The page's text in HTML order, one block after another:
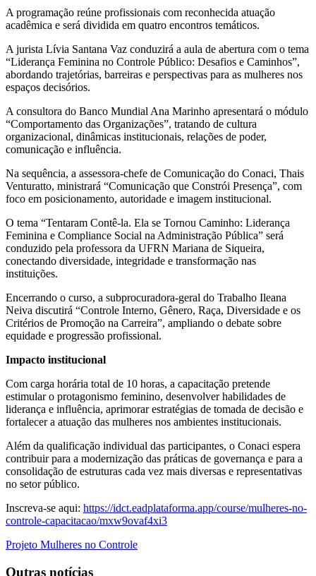
A programação reúne profissionais com reconhecida atuação
acadêmica e será dividida em quatro encontros temáticos.
A jurista Lívia Santana Vaz conduzirá a aula de abertura com o tema
“Liderança Feminina no Controle Público: Desafios e Caminhos”,
abordando trajetórias, barreiras e perspectivas para as mulheres nos
espaços decisórios.
A consultora do Banco Mundial Ana Marinho apresentará o módulo
“Comportamento das Organizações”, tratando de cultura
organizacional, dinâmicas institucionais, relações de poder,
comunicação e influência.
Na sequência, a assessora-chefe de Comunicação do Conaci, Thais
Venturatto, ministrará “Comunicação que Constrói Presença”, com
foco em posicionamento, autoridade e imagem institucional.
O tema “Tentaram Contê-la. Ela se Tornou Caminho: Liderança
Feminina e Compliance Social na Administração Pública” será
conduzido pela professora da UFRN Mariana de Siqueira,
conectando diversidade, integridade e transformação nas
instituições.
Encerrando o curso, a subprocuradora-geral do Trabalho Ileana
Neiva discutirá “Controle Interno, Gênero, Raça, Diversidade e os
Critérios de Promoção na Carreira”, ampliando o debate sobre
equidade e progressão profissional.
Impacto institucional
Com carga horária total de 10 horas, a capacitação pretende
estimular o protagonismo feminino, desenvolver habilidades de
liderança e influência, aprimorar estratégias de tomada de decisão e
fortalecer a atuação das mulheres nos ambientes institucionais.
Além da qualificação individual das participantes, o Conaci espera
contribuir para a modernização das práticas de governança e para a
consolidação de estruturas cada vez mais diversas e representativas
no setor público.
Inscreva-se aqui: https://idct.eadplataforma.app/course/mulheres-no-
controle-capacitacao/mxw9ovaf4xi3
Projeto Mulheres no Controle
Outras notícias